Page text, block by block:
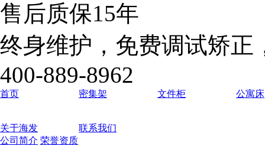
售后质保15年
终身维护，免费调试矫正
400-889-8962
首页 密集架 文件柜 公寓床
关于海发
公司简介 荣誉资质
联系我们